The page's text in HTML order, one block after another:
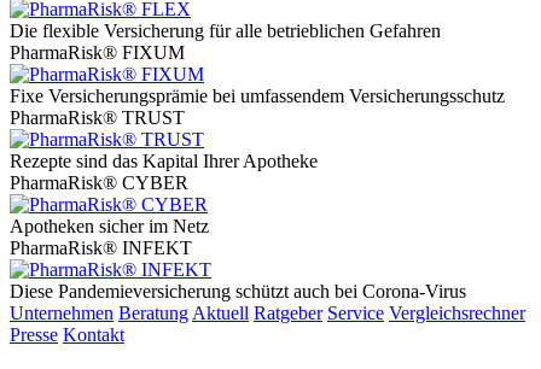
Die flexible Versicherung für alle betrieblichen Gefahren
PharmaRisk® FIXUM
Fixe Versicherungsprämie bei umfassendem Versicherungsschutz
PharmaRisk® TRUST
Rezepte sind das Kapital Ihrer Apotheke
PharmaRisk® CYBER
Apotheken sicher im Netz
PharmaRisk® INFEKT
Diese Pandemieversicherung schützt auch bei Corona-Virus
Unternehmen BeratungAktuell Ratgeber Service Vergleichsrechner
Presse Kontakt